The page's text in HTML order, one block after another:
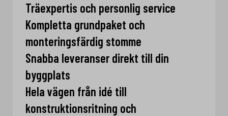
Träexpertis och personlig service
Kompletta grundpaket och
monteringsfärdig stomme
Snabba leveranser direkt till din
byggplats
Hela vägen från idé till
konstruktionsritning och